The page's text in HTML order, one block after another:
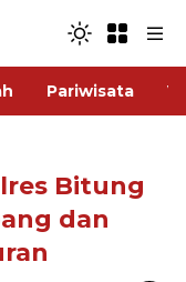
Pariwisata
Bitung
dan